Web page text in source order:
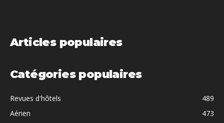
Articles populaires
Catégories populaires
Revues d'hôtels
489
Aérien
473